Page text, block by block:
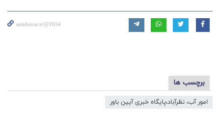
aeinbavar.ir/@1654
برچسب ها
امور آب، نظرآباد،پایگاه خبری آیین باور